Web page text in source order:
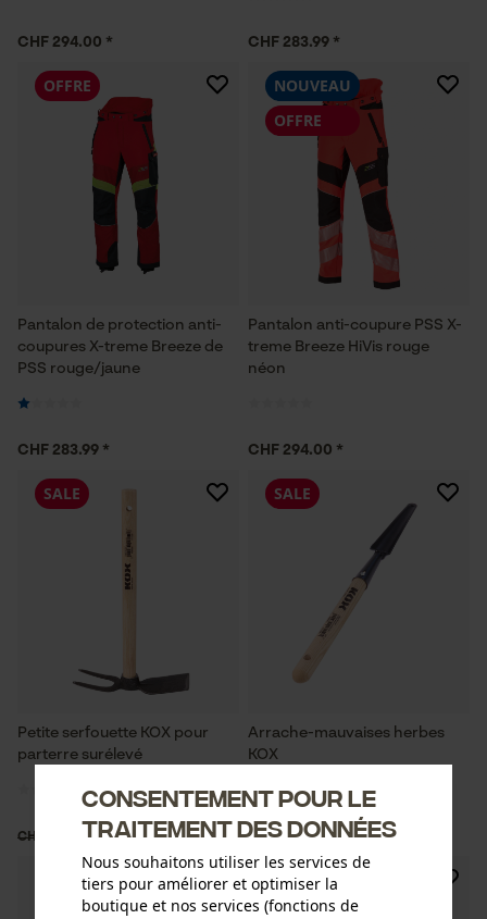
CHF 294.00 * CHF 283.99 *
Pantalon de protection anti-
coupures X-treme Breeze de
PSS rouge/jaune
OFFRE
CHF 283.99 *
Pantalon anti-coupure PSS X-
treme Breeze HiVis rouge
néon
NOUVEAU
OFFRE
CHF 294.00 *
Petite serfouette KOX pour
parterre surélevé
SALE
CHF 25.89 CHF 9.90 *
Arrache-mauvaises herbes
KOX
SALE
CHF 17.90 CHF 6.91 *
SALE
Consentement pour le
traitement des données
Nous souhaitons utiliser les services de
tiers pour améliorer et optimiser la
boutique et nos services (fonctions de